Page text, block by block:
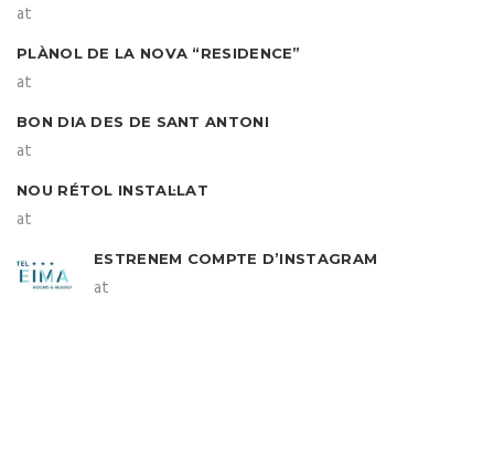
at
PLÀNOL DE LA NOVA “RESIDENCE”
at
BON DIA DES DE SANT ANTONI
at
NOU RÉTOL INSTAL·LAT
at
ESTRENEM COMPTE D’INSTAGRAM
at